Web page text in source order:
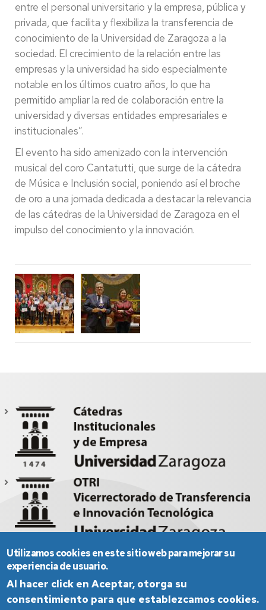
entre el personal universitario y la empresa, pública y
privada, que facilita y flexibiliza la transferencia de
conocimiento de la Universidad de Zaragoza a la
sociedad. El crecimiento de la relación entre las
empresas y la universidad ha sido especialmente
notable en los últimos cuatro años, lo que ha
permitido ampliar la red de colaboración entre la
universidad y diversas entidades empresariales e
institucionales”.
El evento ha sido amenizado con la intervención
musical del coro Cantatutti, que surge de la cátedra
de Música e Inclusión social, poniendo así el broche
de oro a una jornada dedicada a destacar la relevancia
de las cátedras de la Universidad de Zaragoza en el
impulso del conocimiento y la innovación.
Utilizamos cookies en este sitio web para mejorar su
experiencia de usuario.
Al hacer click en Aceptar, otorga su
consentimiento para que establezcamos cookies.